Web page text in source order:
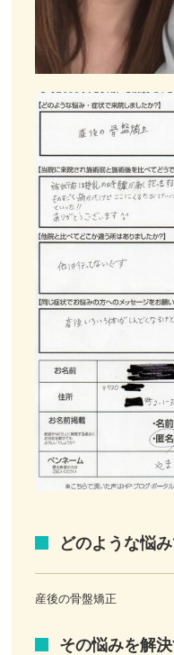
どのような悩
産後の骨盤矯正
その悩みを解